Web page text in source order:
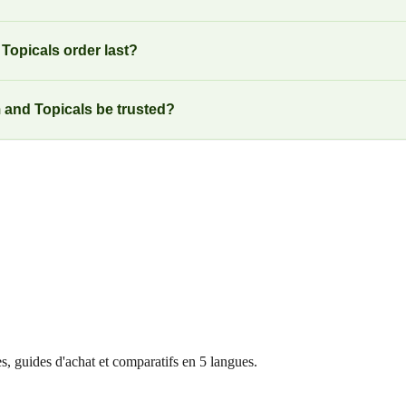
order last?
Topicals be trusted?
guides d'achat et comparatifs en 5 langues.